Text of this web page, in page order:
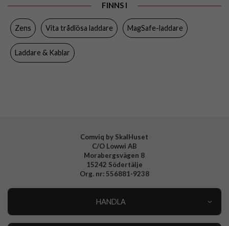
Varumärke
Tillverkarens art nr
EAN
FINNS I
Zens Vita trådlösa laddare MagSafe-laddare
Laddare & Kablar
Comviq by SkalHuset
C/O Lowwi AB
Morabergsvägen 8
15242 Södertälje
Org. nr: 556881-9238
HANDLA